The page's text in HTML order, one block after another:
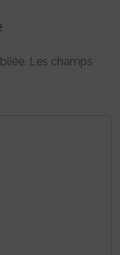
Les champs